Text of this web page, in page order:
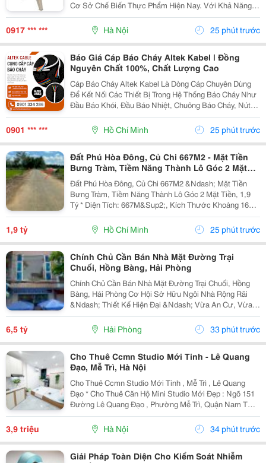
Cơ Sở Chế Biến Thực Phẩm Hiện Nay. Với Khả Năng
Cắt Thái Nhiều Loại Rau Củ Khác Nhau Chỉ Trong Thời
Gian Ngắn, Máy Giúp Tiết Kiệm Đáng Kể Chi Phí
Nhân...
0917 *** *** Hà Nội 25 phút trước
Báo Giá Cáp Báo Cháy Altek Kabel | Đồng
Nguyên Chất 100%, Chất Lượng Cao
Cáp Báo Cháy Altek Kabel Là Dòng Cáp Chuyên Dùng
Để Kết Nối Các Thiết Bị Trong Hệ Thống Báo Cháy Như
Đầu Báo Khói, Đầu Báo Nhiệt, Chuông Báo Cháy, Nút
Khẩn Cấp Và Tủ Trung Tâm Báo Cháy. Ruột Dẫn Sử
Dụng Đồng Nguyên Chất 100% Giúp Truyền Tín Hiệu...
0901 *** *** Hồ Chí Minh 25 phút trước
Đất Phú Hòa Đông, Củ Chi 667M2 - Mặt Tiền
Bưng Tràm, Tiềm Năng Thành Lô Góc 2 Mặt
Tiền, 1,9 Tỷ
Đất Phú Hòa Đông, Củ Chi 667M2 &Ndash; Mặt Tiền
Bưng Tràm, Tiềm Năng Thành Lô Góc 2 Mặt Tiền, 1,9
Tỷ * Diện Tích: 667M&Sup2;, Kích Thước Khoảng 16M
X 45M. Loại Đất: Đất Vườn, Sổ Hồng Riêng. Hướng:
Tây Bắc. Vị Trí: Mặt Tiền Đường Bưng Tràm, Xã Phú...
1,9 tỷ Hồ Chí Minh 25 phút trước
Chính Chủ Cần Bán Nhà Mặt Đường Trại
Chuối, Hồng Bàng, Hải Phòng
Chính Chủ Cần Bán Nhà Mặt Đường Trại Chuối, Hồng
Bàng, Hải Phòng Cơ Hội Sở Hữu Ngôi Nhà Rộng Rãi
&Ndash; Thiết Kế Hiện Đại &Ndash; Vừa An Cư, Vừa
Kinh Doanh Sinh Lời Chính Chủ Cần Bán Căn Nhà 3,5
Tầng Được Xây Dựng Vô Cùng Kiên Cố, Chắc Chắn,...
6,5 tỷ Hải Phòng 33 phút trước
Cho Thuê Ccmn Studio Mới Tinh - Lê Quang
Đạo, Mễ Trì, Hà Nội
Cho Thuê Ccmn Studio Mới Tinh , Mễ Trì , Lê Quang
Đạo * Cho Thuê Căn Hộ Mini Studio Mới Đẹp : Ngõ 151
Đường Lê Quang Đạo , Phường Mễ Trì, Quận Nam Từ
Liêm, Thành Phố Hà Nội. Vị Trí Thuận Tiện, Khu Dân Cư
Văn Minh, Phù Hợp Sinh Viên Và Người Đi...
3,9 triệu Hà Nội 34 phút trước
Giải Pháp Toàn Diện Cho Kiểm Soát Nhiễm